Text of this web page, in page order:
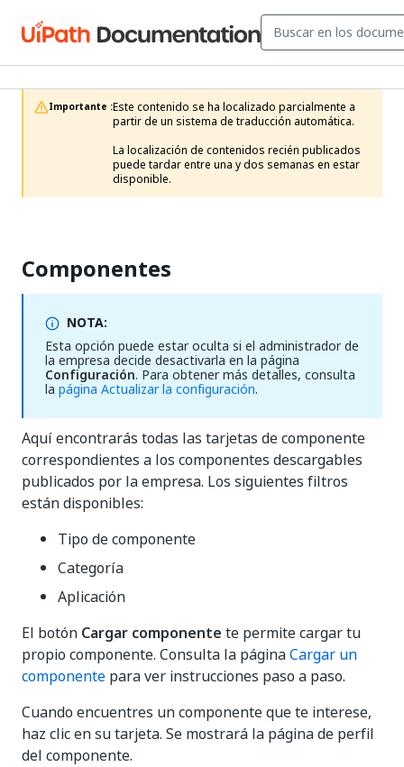
Importante :Este contenido se ha localizado parcialmente a
partir de un sistema de traducción automática.
La localización de contenidos recién publicados
puede tardar entre una y dos semanas en estar
disponible.
Componentes
NOTA:
Esta opción puede estar oculta si el administrador de
la empresa decide desactivarla en la página
Configuración. Para obtener más detalles, consulta
la página Actualizar la configuración.
Aquí encontrarás todas las tarjetas de componente
correspondientes a los componentes descargables
publicados por la empresa. Los siguientes filtros
están disponibles:
Tipo de componente
Categoría
Aplicación
El botón Cargar componente te permite cargar tu
propio componente. Consulta la páginaCargar un
componente para ver instrucciones paso a paso.
Cuando encuentres un componente que te interese,
haz clic en su tarjeta. Se mostrará la página de perfil
del componente.